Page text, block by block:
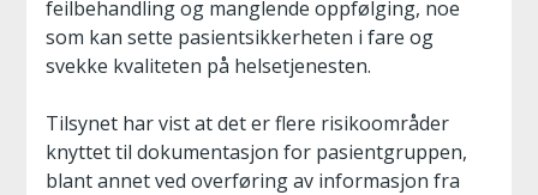
feilbehandling og manglende oppfølging, noe
som kan sette pasientsikkerheten i fare og
svekke kvaliteten på helsetjenesten.
Tilsynet har vist at det er flere risikoområder
knyttet til dokumentasjon for pasientgruppen,
blant annet ved overføring av informasjon fra